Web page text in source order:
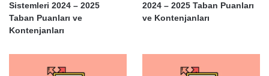
Sistemleri 2024 – 2025
Taban Puanları ve
Kontenjanları
2024 – 2025 Taban Puanları
ve Kontenjanları